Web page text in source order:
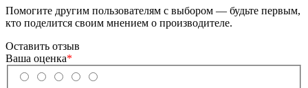
Помогите другим пользователям с выбором — будьте первым,
кто поделится своим мнением о производителе.
Оставить отзыв
Ваша оценка*